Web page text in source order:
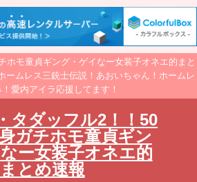
ホモ童貞ギング・ゲイなー女装子オネエ的まと
ームレス三銃士伝説！あおいちゃん！ホームレ
！愛内アイラ応援してます！
タダッフル2！！50
ガチホモ童貞ギン
ー女装子オネエ的
まとめ速報